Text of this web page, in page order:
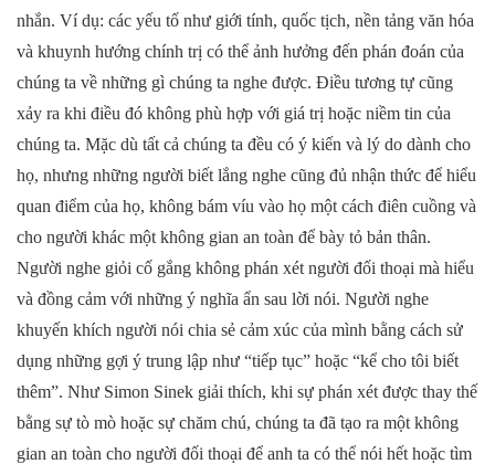
nhắn. Ví dụ: các yếu tố như giới tính, quốc tịch, nền tảng văn hóa
và khuynh hướng chính trị có thể ảnh hưởng đến phán đoán của
chúng ta về những gì chúng ta nghe được. Điều tương tự cũng
xảy ra khi điều đó không phù hợp với giá trị hoặc niềm tin của
chúng ta. Mặc dù tất cả chúng ta đều có ý kiến ​​​​và lý do dành cho
họ, nhưng những người biết lắng nghe cũng đủ nhận thức để hiểu
quan điểm của họ, không bám víu vào họ một cách điên cuồng và
cho người khác một không gian an toàn để bày tỏ bản thân.
Người nghe giỏi cố gắng không phán xét người đối thoại mà hiểu
và đồng cảm với những ý nghĩa ẩn sau lời nói. Người nghe
khuyến khích người nói chia sẻ cảm xúc của mình bằng cách sử
dụng những gợi ý trung lập như “tiếp tục” hoặc “kể cho tôi biết
thêm”. Như Simon Sinek giải thích, khi sự phán xét được thay thế
bằng sự tò mò hoặc sự chăm chú, chúng ta đã tạo ra một không
gian an toàn cho người đối thoại để anh ta có thể nói hết hoặc tìm